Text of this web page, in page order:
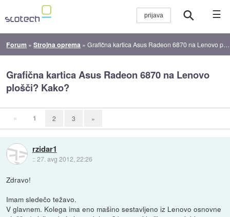
☰
Forum »Strojna oprema »Grafična kartica Asus Radeon 6870 na Lenovo plošči? Kako?
Grafična kartica Asus Radeon 6870 na Lenovo
plošči? Kako?
« 1 2 3 »
rzidar1
::27. avg 2012, 22:26
Zdravo!
Imam sledečo težavo.
V glavnem. Kolega ima eno mašino sestavljeno iz Lenovo osnovne